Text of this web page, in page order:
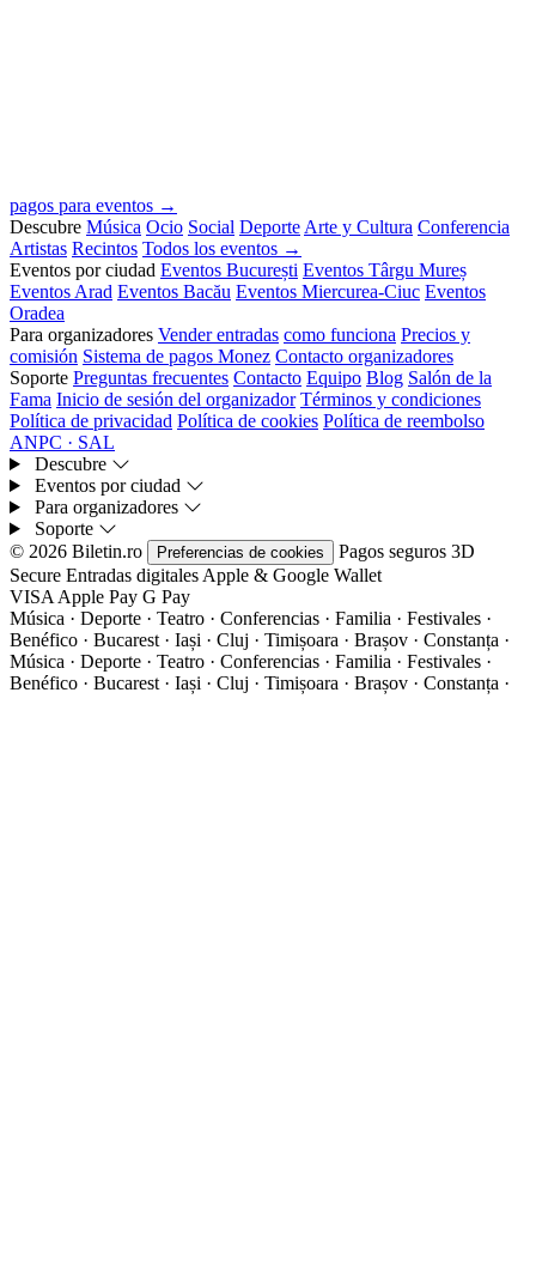
pagos para eventos →
Descubre Música Ocio Social Deporte Arte y Cultura Conferencia
Artistas Recintos Todos los eventos →
Eventos por ciudad Eventos București Eventos Târgu Mureș
Eventos Arad Eventos Bacău Eventos Miercurea-Ciuc Eventos
Oradea
Para organizadores Vender entradas como funciona Precios y
comisión Sistema de pagos Monez Contacto organizadores
Soporte Preguntas frecuentes Contacto Equipo Blog Salón de la
Fama Inicio de sesión del organizador Términos y condiciones
Política de privacidad Política de cookies Política de reembolso
ANPC · SAL
Descubre
Eventos por ciudad
Para organizadores
Soporte
© 2026 Biletin.ro
Preferencias de cookies Pagos seguros 3D
Secure Entradas digitales Apple & Google Wallet
VISA Apple Pay G Pay
Música · Deporte · Teatro · Conferencias · Familia · Festivales ·
Benéfico · Bucarest · Iași · Cluj · Timișoara · Brașov · Constanța ·
Música · Deporte · Teatro · Conferencias · Familia · Festivales ·
Benéfico · Bucarest · Iași · Cluj · Timișoara · Brașov · Constanța ·